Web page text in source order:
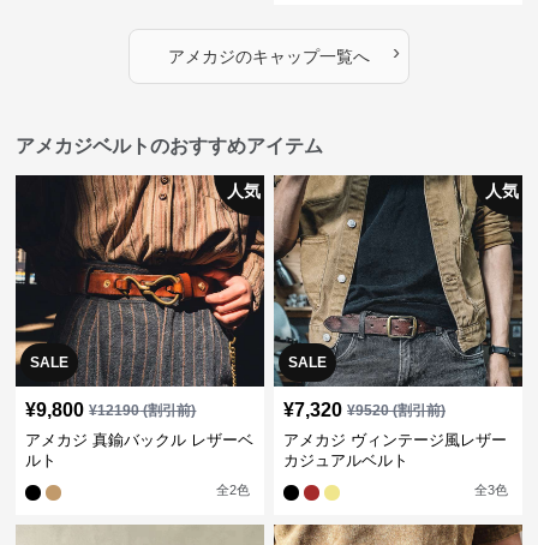
アメカジのキャップ一覧へ ›
アメカジベルトのおすすめアイテム
SALE
人気
¥9,800 ¥12190(割引前)
アメカジ 真鍮バックル レザーベ
ルト
全2色
SALE
人気
¥7,320 ¥9520(割引前)
アメカジ ヴィンテージ風レザー
カジュアルベルト
全3色